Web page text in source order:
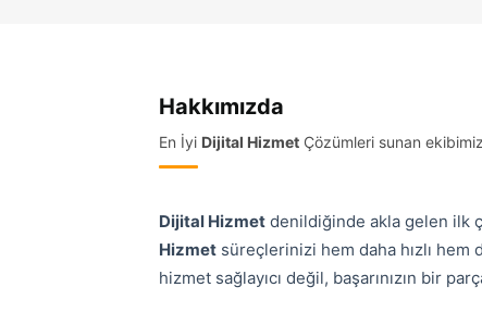
Hakkımızda
En İyi Dijital Hizmet Çözümleri sunan
Dijital Hizmet denildiğinde akla gelen ilk
Hizmet süreçlerinizi hem daha hızlı hem
hizmet sağlayıcı değil, başarınızın bir